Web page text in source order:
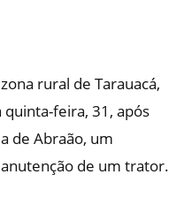
rural de Tarauacá,
feira, 31, após
de Abraão, um
de um trator.